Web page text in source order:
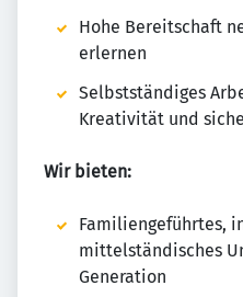
Hohe Bereitschaft
erlernen
Selbstständiges
Kreativität und
Wir bieten:
Familiengeführtes,
mittelständisches
Generation